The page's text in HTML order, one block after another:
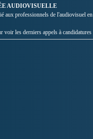
AUDIOVISUELLE
aux professionnels de l'audiovisuel en
voir les derniers appels à candidatures